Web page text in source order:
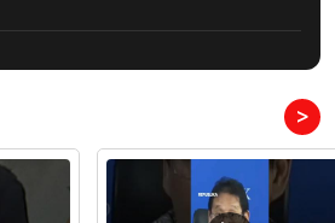
>